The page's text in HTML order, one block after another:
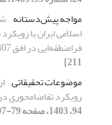
مواجه پیش‌دستانه
اسلامی ایران با
فرامنطقه‌ایی در افق 1407
211]
موضوعات تحقیقاتی
رویکرد تقاضامحوری
94، 1403، صفحه 79-97]